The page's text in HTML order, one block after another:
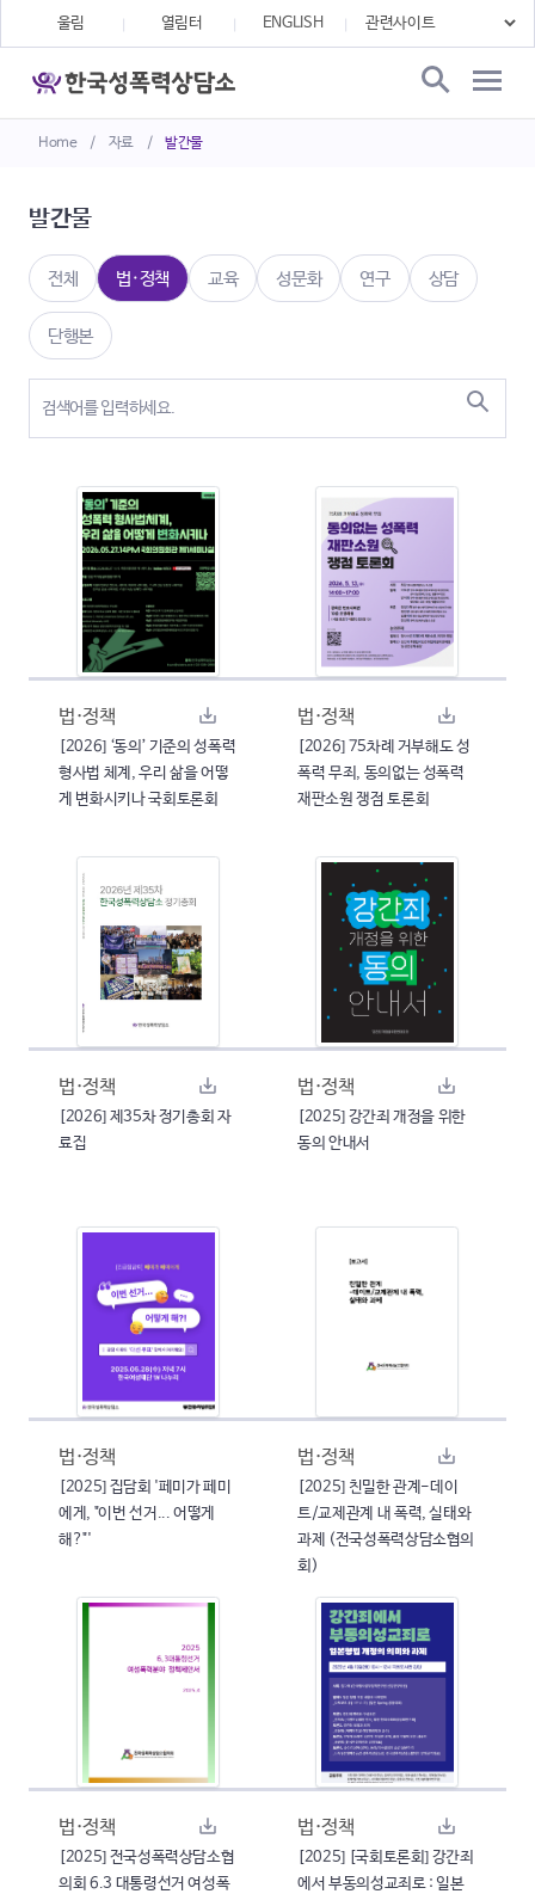
Home / 자료 / 발간물
울림 열림터 ENGLISH
발간물
전체 법·정책 교육 성문화 연구 상담
단행본
법·정책
[2026] ‘동의’ 기준의 성폭력
형사법 체계, 우리 삶을 어떻
게 변화시키나 국회토론회
법·정책
[2026] 75차례 거부해도 성
폭력 무죄, 동의없는 성폭력
재판소원 쟁점 토론회
법·정책
[2026] 제35차 정기총회 자
료집
법·정책
[2025] 강간죄 개정을 위한
동의 안내서
법·정책
[2025] 집담회 '페미가 페미
에게, "이번 선거... 어떻게
해?"'
법·정책
[2025] 친밀한 관계-데이
트/교제관계 내 폭력, 실태와
과제 (전국성폭력상담소협의
회)
법·정책
[2025] 전국성폭력상담소협
의회 6.3 대통령선거 여성폭
법·정책
[2025] [국회토론회] 강간죄
에서 부동의성교죄로 : 일본